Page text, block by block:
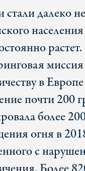
стали далеко
в
почти
более
огня в
с